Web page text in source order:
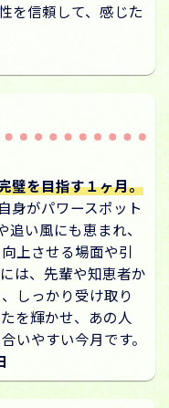
を信頼して、感じた
璧を目指す１ヶ月。
身がパワースポット
い風にも恵まれ、
上させる場面や引
は、先輩や知恵者か
しっかり受け取り
を輝かせ、あの人
いやすい今月です。